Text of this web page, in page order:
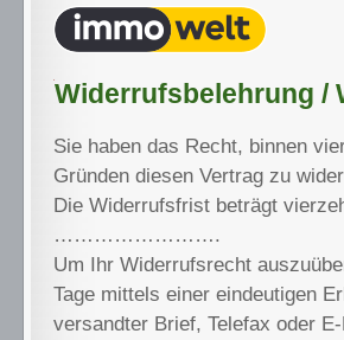
Widerrufsbelehrung /
Sie haben das Recht, binnen
Gründen diesen Vertrag zu
Die Widerrufsfrist beträgt
…………………….
Um Ihr Widerrufsrecht
Tage mittels einer eindeutigen
versandter Brief, Telefax oder